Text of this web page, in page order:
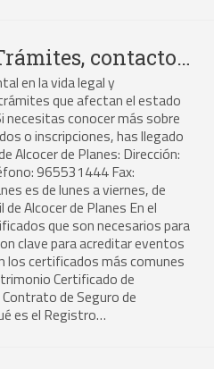
contacto…
en la vida legal y
que afectan el estado
necesitas conocer más sobre
o inscripciones, has llegado
Alcocer de Planes: Dirección:
965531444 Fax:
es de lunes a viernes, de
Alcocer de Planes En el
que son necesarios para
clave para acreditar eventos
los certificados más comunes
Certificado de
de Seguro de
es el Registro…